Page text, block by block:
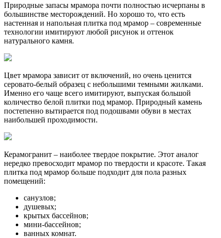
Природные запасы мрамора почти полностью исчерпаны в
большинстве месторождений. Но хорошо то, что есть
настенная и напольная плитка под мрамор – современные
технологии имитируют любой рисунок и оттенок
натурального камня.
Цвет мрамора зависит от включений, но очень ценится
серовато-белый образец с небольшими темными жилками.
Именно его чаще всего имитируют, выпуская большой
количество белой плитки под мрамор. Природный камень
постепенно вытирается под подошвами обуви в местах
наибольшей проходимости.
Керамогранит – наиболее твердое покрытие. Этот аналог
нередко превосходит мрамор по твердости и красоте. Такая
плитка под мрамор больше подходит для пола разных
помещений:
санузлов;
душевых;
крытых бассейнов;
мини-бассейнов;
ванных комнат.